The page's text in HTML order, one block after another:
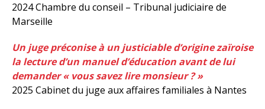
2024 Chambre du conseil – Tribunal judiciaire de
Marseille
Un juge préconise à un justiciable d’origine zaïroise
la lecture d’un manuel d’éducation avant de lui
demander « vous savez lire monsieur ? »
2025 Cabinet du juge aux affaires familiales à Nantes